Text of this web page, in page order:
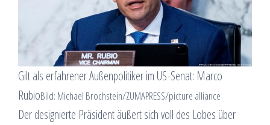
Gilt als erfahrener Außenpolitiker im US-Senat: Marco
RubioBild: Michael Brochstein/ZUMAPRESS/picture alliance
Der designierte Präsident äußert sich voll des Lobes über